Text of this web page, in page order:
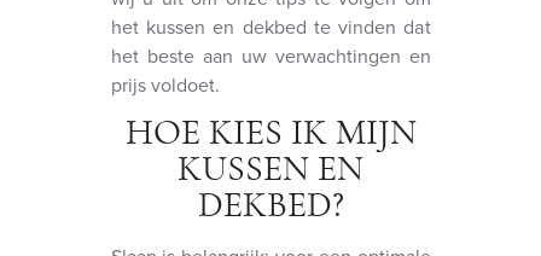
het kussen en dekbed te vinden dat
het beste aan uw verwachtingen en
prijs voldoet.
HOE KIES IK MIJN
KUSSEN EN
DEKBED?